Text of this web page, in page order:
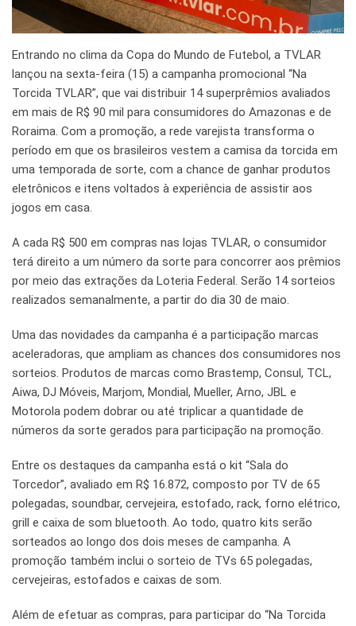
Entrando no clima da Copa do Mundo de Futebol, a TVLAR
lançou na sexta-feira (15) a campanha promocional “Na
Torcida TVLAR”, que vai distribuir 14 superprêmios avaliados
em mais de R$ 90 mil para consumidores do Amazonas e de
Roraima. Com a promoção, a rede varejista transforma o
período em que os brasileiros vestem a camisa da torcida em
uma temporada de sorte, com a chance de ganhar produtos
eletrônicos e itens voltados à experiência de assistir aos
jogos em casa.
A cada R$ 500 em compras nas lojas TVLAR, o consumidor
terá direito a um número da sorte para concorrer aos prêmios
por meio das extrações da Loteria Federal. Serão 14 sorteios
realizados semanalmente, a partir do dia 30 de maio.
Uma das novidades da campanha é a participação marcas
aceleradoras, que ampliam as chances dos consumidores nos
sorteios. Produtos de marcas como Brastemp, Consul, TCL,
Aiwa, DJ Móveis, Marjom, Mondial, Mueller, Arno, JBL e
Motorola podem dobrar ou até triplicar a quantidade de
números da sorte gerados para participação na promoção.
Entre os destaques da campanha está o kit “Sala do
Torcedor”, avaliado em R$ 16.872, composto por TV de 65
polegadas, soundbar, cervejeira, estofado, rack, forno elétrico,
grill e caixa de som bluetooth. Ao todo, quatro kits serão
sorteados ao longo dos dois meses de campanha. A
promoção também inclui o sorteio de TVs 65 polegadas,
cervejeiras, estofados e caixas de som.
Além de efetuar as compras, para participar do “Na Torcida